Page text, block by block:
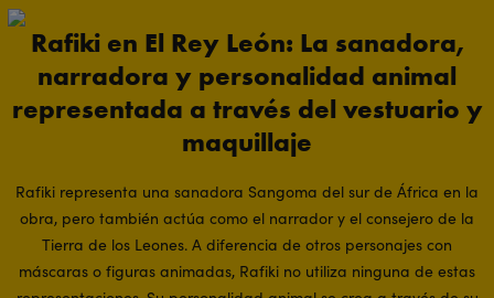
Rafiki en El Rey León: La sanadora,
narradora y personalidad animal
representada a través del vestuario y
maquillaje
Rafiki representa una sanadora Sangoma del sur de África en la
obra, pero también actúa como el narrador y el consejero de la
Tierra de los Leones. A diferencia de otros personajes con
máscaras o figuras animadas, Rafiki no utiliza ninguna de estas